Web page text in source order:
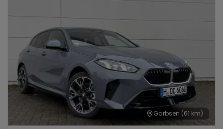
Garbsen (61 km)